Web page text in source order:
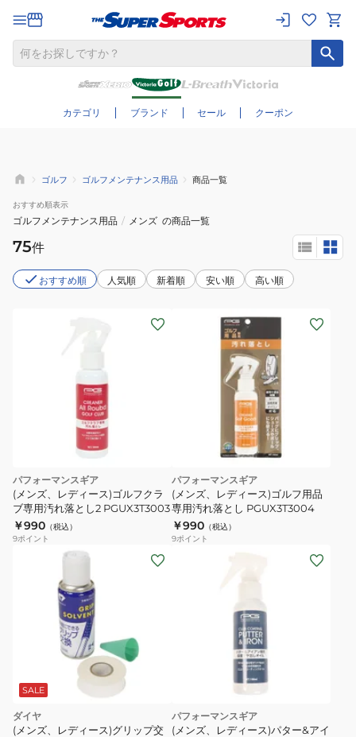
カテゴリ ブランド セール クーポン
さらに絞り込む
ゴルフ ゴルフメンテナンス用品 商品一覧
おすすめ順表示
ゴルフメンテナンス用品 / メンズ の商品一覧
75件
おすすめ順 人気順 新着順 安い順 高い順
パフォーマンスギア
(メンズ、レディース)ゴルフクラ
ブ専用汚れ落とし2 PGUX3T3003
￥990 （税込）
9ポイント
パフォーマンスギア
(メンズ、レディース)ゴルフ用品
専用汚れ落とし PGUX3T3004
￥990 （税込）
9ポイント
SALE
ダイヤ
(メンズ、レディース)グリップ交
パフォーマンスギア
(メンズ、レディース)パター&アイ